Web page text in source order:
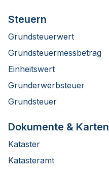
Steuern
Grundsteuerwert
Grundsteuermessbetrag
Einheitswert
Grunderwerbsteuer
Grundsteuer
Dokumente & Karten
Kataster
Katasteramt